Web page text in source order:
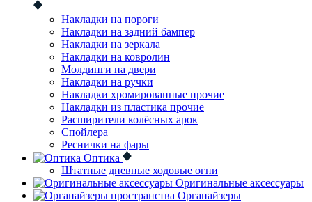
Накладки на пороги
Накладки на задний бампер
Накладки на зеркала
Накладки на ковролин
Молдинги на двери
Накладки на ручки
Накладки хромированные прочие
Накладки из пластика прочие
Расширители колёсных арок
Спойлера
Реснички на фары
Оптика
Штатные дневные ходовые огни
Оригинальные аксессуары
Органайзеры